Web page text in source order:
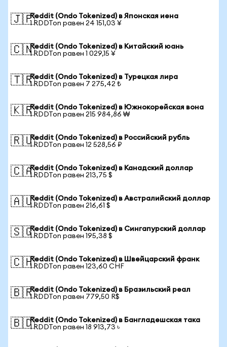
🇯🇵Reddit (Ondo Tokenized) в Японская иена
1 RDDTon равен 24 151,03 ¥
🇨🇳Reddit (Ondo Tokenized) в Китайский юань
1 RDDTon равен 1 029,15 ¥
🇹🇷Reddit (Ondo Tokenized) в Турецкая лира
1 RDDTon равен 7 275,42 ₺
🇰🇷Reddit (Ondo Tokenized) в Южнокорейская вона
1 RDDTon равен 215 984,86 ₩
🇷🇺Reddit (Ondo Tokenized) в Российский рубль
1 RDDTon равен 12 528,56 ₽
🇨🇦Reddit (Ondo Tokenized) в Канадский доллар
1 RDDTon равен 213,75 $
🇦🇺Reddit (Ondo Tokenized) в Австралийский доллар
1 RDDTon равен 216,61 $
🇸🇬Reddit (Ondo Tokenized) в Сингапурский доллар
1 RDDTon равен 195,38 $
🇨🇭Reddit (Ondo Tokenized) в Швейцарский франк
1 RDDTon равен 123,60 CHF
🇧🇷Reddit (Ondo Tokenized) в Бразильский реал
1 RDDTon равен 779,50 R$
🇧🇩Reddit (Ondo Tokenized) в Бангладешская така
1 RDDTon равен 18 913,73 ৳